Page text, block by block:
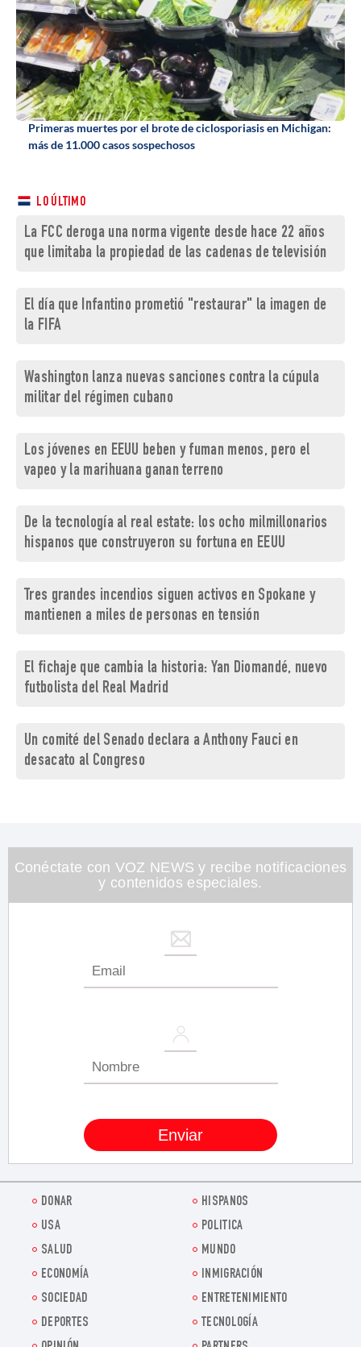
Primeras muertes por el brote de ciclosporiasis en Michigan:
más de 11.000 casos sospechosos
LO ÚLTIMO
La FCC deroga una norma vigente desde hace 22 años
que limitaba la propiedad de las cadenas de televisión
El día que Infantino prometió "restaurar" la imagen de
la FIFA
Washington lanza nuevas sanciones contra la cúpula
militar del régimen cubano
Los jóvenes en EEUU beben y fuman menos, pero el
vapeo y la marihuana ganan terreno
De la tecnología al real estate: los ocho milmillonarios
hispanos que construyeron su fortuna en EEUU
Tres grandes incendios siguen activos en Spokane y
mantienen a miles de personas en tensión
El fichaje que cambia la historia: Yan Diomandé, nuevo
futbolista del Real Madrid
Un comité del Senado declara a Anthony Fauci en
desacato al Congreso
Conéctate con VOZ NEWS y recibe notificaciones
y contenidos especiales.
DONAR
HISPANOS
USA
POLITICA
SALUD
MUNDO
ECONOMÍA
INMIGRACIÓN
SOCIEDAD
ENTRETENIMIENTO
DEPORTES
TECNOLOGÍA